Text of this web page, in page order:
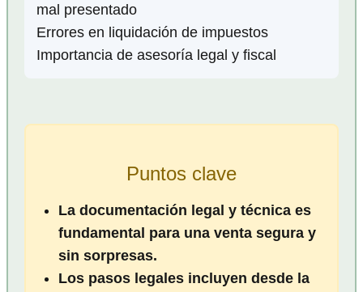
mal presentado
Errores en liquidación de impuestos
Importancia de asesoría legal y fiscal
Puntos clave
La documentación legal y técnica es
fundamental para una venta segura y
sin sorpresas.
Los pasos legales incluyen desde la